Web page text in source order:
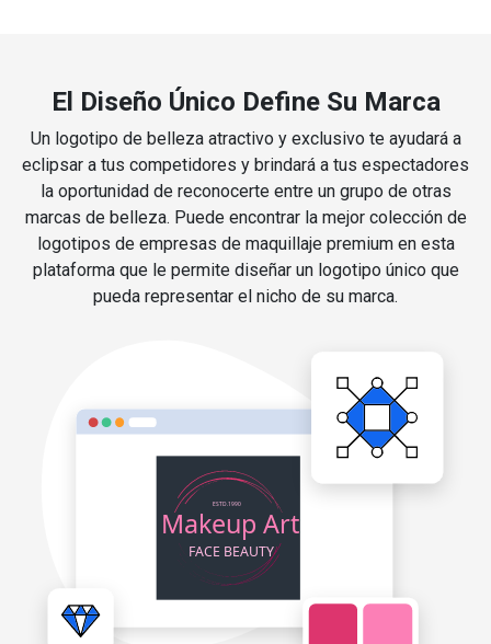
El Diseño Único Define Su Marca
Un logotipo de belleza atractivo y exclusivo te ayudará a
eclipsar a tus competidores y brindará a tus espectadores
la oportunidad de reconocerte entre un grupo de otras
marcas de belleza. Puede encontrar la mejor colección de
logotipos de empresas de maquillaje premium en esta
plataforma que le permite diseñar un logotipo único que
pueda representar el nicho de su marca.